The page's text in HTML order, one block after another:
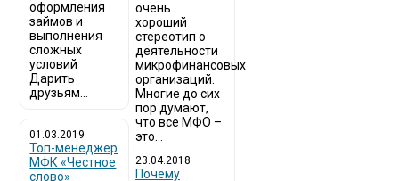
оформления
займов и
выполнения
сложных
условий
Дарить
друзьям...
01.03.2019
Топ-менеджер
МФК «Честное
слово»
очень
хороший
стереотип о
деятельности
микрофинансовых
организаций.
Многие до сих
пор думают,
что все МФО –
это...
23.04.2018
Почему